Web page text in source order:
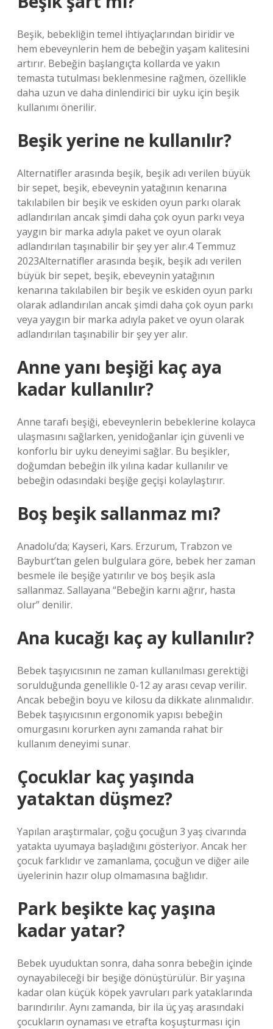
Beşik, bebekliğin temel ihtiyaçlarından biridir ve
hem ebeveynlerin hem de bebeğin yaşam kalitesini
artırır. Bebeğin başlangıçta kollarda ve yakın
temasta tutulması beklenmesine rağmen, özellikle
daha uzun ve daha dinlendirici bir uyku için beşik
kullanımı önerilir.
Beşik yerine ne kullanılır?
Alternatifler arasında beşik, beşik adı verilen büyük
bir sepet, beşik, ebeveynin yatağının kenarına
takılabilen bir beşik ve eskiden oyun parkı olarak
adlandırılan ancak şimdi daha çok oyun parkı veya
yaygın bir marka adıyla paket ve oyun olarak
adlandırılan taşınabilir bir şey yer alır.4 Temmuz
2023Alternatifler arasında beşik, beşik adı verilen
büyük bir sepet, beşik, ebeveynin yatağının
kenarına takılabilen bir beşik ve eskiden oyun parkı
olarak adlandırılan ancak şimdi daha çok oyun parkı
veya yaygın bir marka adıyla paket ve oyun olarak
adlandırılan taşınabilir bir şey yer alır.
Anne yanı beşiği kaç aya
kadar kullanılır?
Anne tarafı beşiği, ebeveynlerin bebeklerine kolayca
ulaşmasını sağlarken, yenidoğanlar için güvenli ve
konforlu bir uyku deneyimi sağlar. Bu beşikler,
doğumdan bebeğin ilk yılına kadar kullanılır ve
bebeğin odasındaki beşiğe geçişi kolaylaştırır.
Boş beşik sallanmaz mı?
Anadolu’da; Kayseri, Kars. Erzurum, Trabzon ve
Bayburt’tan gelen bulgulara göre, bebek her zaman
besmele ile beşiğe yatırılır ve boş beşik asla
sallanmaz. Sallayana “Bebeğin karnı ağrır, hasta
olur” denilir.
Ana kucağı kaç ay kullanılır?
Bebek taşıyıcısının ne zaman kullanılması gerektiği
sorulduğunda genellikle 0-12 ay arası cevap verilir.
Ancak bebeğin boyu ve kilosu da dikkate alınmalıdır.
Bebek taşıyıcısının ergonomik yapısı bebeğin
omurgasını korurken aynı zamanda rahat bir
kullanım deneyimi sunar.
Çocuklar kaç yaşında
yataktan düşmez?
Yapılan araştırmalar, çoğu çocuğun 3 yaş civarında
yatakta uyumaya başladığını gösteriyor. Ancak her
çocuk farklıdır ve zamanlama, çocuğun ve diğer aile
üyelerinin hazır olup olmamasına bağlıdır.
Park beşikte kaç yaşına
kadar yatar?
Bebek uyuduktan sonra, daha sonra bebeğin içinde
oynayabileceği bir beşiğe dönüştürülür. Bir yaşına
kadar olan küçük köpek yavruları park yataklarında
barındırılır. Aynı zamanda, bir ila üç yaş arasındaki
çocukların oynaması ve etrafta koşuşturması için